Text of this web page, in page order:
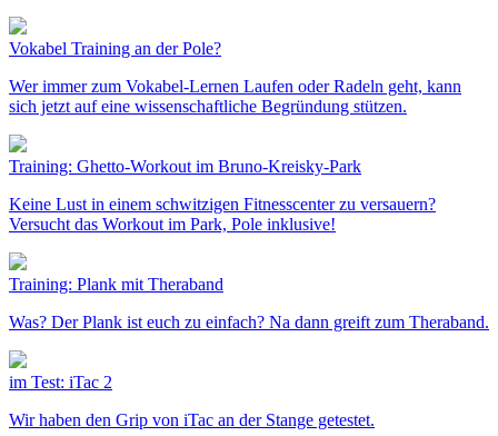
Vokabel Training an der Pole?
Wer immer zum Vokabel-Lernen Laufen oder Radeln geht, kann
sich jetzt auf eine wissenschaftliche Begründung stützen.
Training: Ghetto-Workout im Bruno-Kreisky-Park
Keine Lust in einem schwitzigen Fitnesscenter zu versauern?
Versucht das Workout im Park, Pole inklusive!
Training: Plank mit Theraband
Was? Der Plank ist euch zu einfach? Na dann greift zum Theraband.
im Test: iTac 2
Wir haben den Grip von iTac an der Stange getestet.